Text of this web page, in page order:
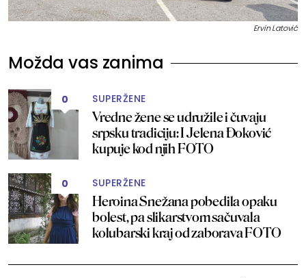
Ervin Latović
Možda vas zanima
0 SUPERŽENE
Vredne žene se udružile i čuvaju
srpsku tradiciju: I Jelena Đoković
kupuje kod njih FOTO
0 SUPERŽENE
Heroina Snežana pobedila opaku
bolest, pa slikarstvom sačuvala
kolubarski kraj od zaborava FOTO